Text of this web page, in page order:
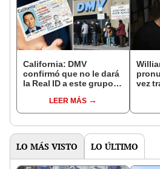
California: DMV
confirmó que no le dará
la Real ID a este grupo
ninguna circunstancia
LEER MÁS
vez
LO MÁS VISTO LO ÚLTIMO